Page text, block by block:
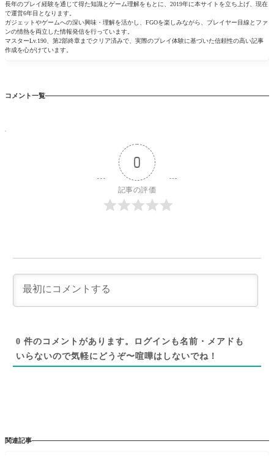
長年のプレイ経験を通じて得た知識とゲーム理解をもとに、2019年に本サイトを立ち上げ、現在
で運営6年目となります。
ガジェットやゲームへの深い興味・理解を活かし、FGOを楽しみながら、プレイヤー目線とファ
ンの情熱を両立した情報発信を行っています。
マスターLv.190、第2部終章までクリア済みで、実際のプレイ体験に基づいた信頼性の高い記事
作成を心がけています。
コメント一覧
0
記事の評価
0 件のコメントがあります。ログインも名前・メアドも
いらないので気軽にどうぞ〜喧嘩はしないでね！
関連記事